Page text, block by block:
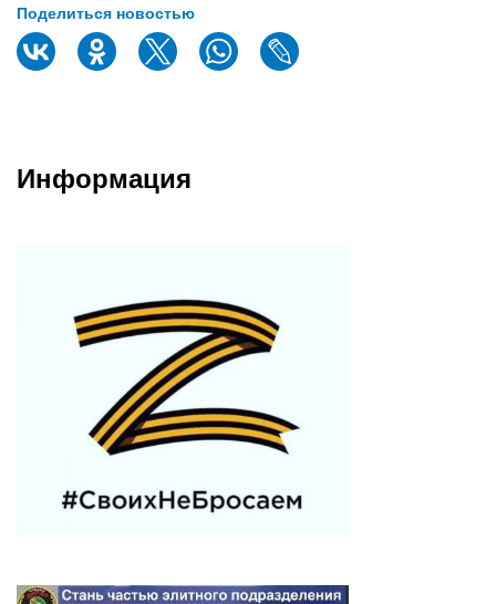
Поделиться новостью
Информация